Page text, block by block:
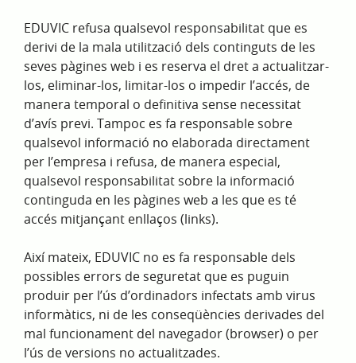
EDUVIC refusa qualsevol responsabilitat que es
derivi de la mala utilització dels continguts de les
seves pàgines web i es reserva el dret a actualitzar-
los, eliminar-los, limitar-los o impedir l’accés, de
manera temporal o definitiva sense necessitat
d’avís previ. Tampoc es fa responsable sobre
qualsevol informació no elaborada directament
per l’empresa i refusa, de manera especial,
qualsevol responsabilitat sobre la informació
continguda en les pàgines web a les que es té
accés mitjançant enllaços (links).
Així mateix, EDUVIC no es fa responsable dels
possibles errors de seguretat que es puguin
produir per l’ús d’ordinadors infectats amb virus
informàtics, ni de les conseqüències derivades del
mal funcionament del navegador (browser) o per
l’ús de versions no actualitzades.